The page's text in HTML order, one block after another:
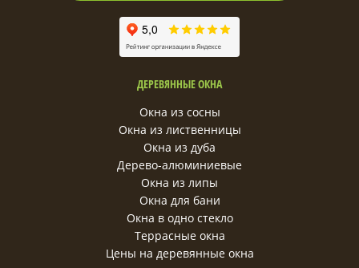
ДЕРЕВЯННЫЕ ОКНА
Окна из сосны
Окна из лиственницы
Окна из дуба
Дерево-алюминиевые
Окна из липы
Окна для бани
Окна в одно стекло
Террасные окна
Цены на деревянные окна